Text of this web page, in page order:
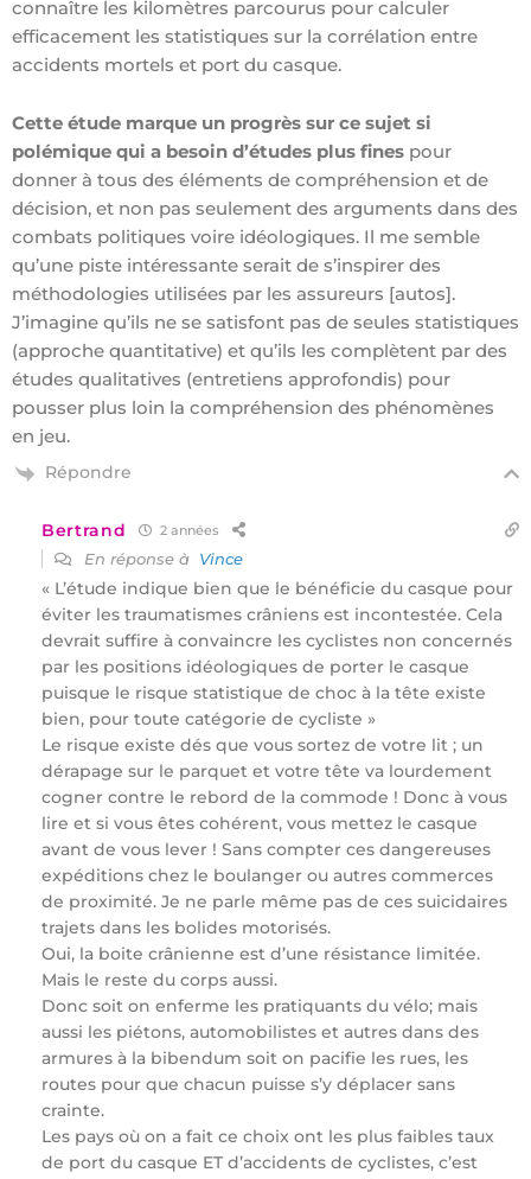
connaître les kilomètres parcourus pour calculer
efficacement les statistiques sur la corrélation entre
accidents mortels et port du casque.
Cette étude marque un progrès sur ce sujet si
polémique qui a besoin d’études plus finespour
donner à tous des éléments de compréhension et de
décision, et non pas seulement des arguments dans des
combats politiques voire idéologiques. Il me semble
qu’une piste intéressante serait de s’inspirer des
méthodologies utilisées par les assureurs [autos].
J’imagine qu’ils ne se satisfont pas de seules statistiques
(approche quantitative) et qu’ils les complètent par des
études qualitatives (entretiens approfondis) pour
pousser plus loin la compréhension des phénomènes
en jeu.
Répondre
Bertrand 2 années
En réponse à Vince
« L’étude indique bien que le bénéficie du casque pour
éviter les traumatismes crâniens est incontestée. Cela
devrait suffire à convaincre les cyclistes non concernés
par les positions idéologiques de porter le casque
puisque le risque statistique de choc à la tête existe
bien, pour toute catégorie de cycliste »
Le risque existe dés que vous sortez de votre lit ; un
dérapage sur le parquet et votre tête va lourdement
cogner contre le rebord de la commode ! Donc à vous
lire et si vous êtes cohérent, vous mettez le casque
avant de vous lever ! Sans compter ces dangereuses
expéditions chez le boulanger ou autres commerces
de proximité. Je ne parle même pas de ces suicidaires
trajets dans les bolides motorisés.
Oui, la boite crânienne est d’une résistance limitée.
Mais le reste du corps aussi.
Donc soit on enferme les pratiquants du vélo; mais
aussi les piétons, automobilistes et autres dans des
armures à la bibendum soit on pacifie les rues, les
routes pour que chacun puisse s’y déplacer sans
crainte.
Les pays où on a fait ce choix ont les plus faibles taux
de port du casque ET d’accidents de cyclistes, c’est